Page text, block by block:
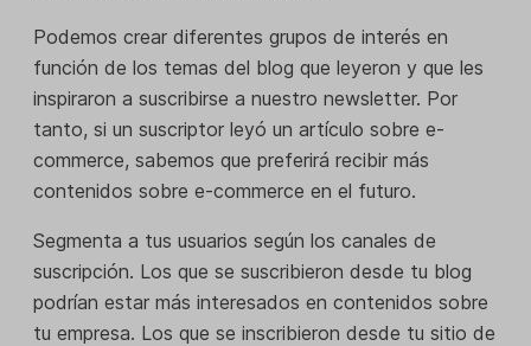
Podemos crear diferentes grupos de interés en
función de los temas del blog que leyeron y que les
inspiraron a suscribirse a nuestro newsletter. Por
tanto, si un suscriptor leyó un artículo sobre e-
commerce, sabemos que preferirá recibir más
contenidos sobre e-commerce en el futuro.
Segmenta a tus usuarios según los canales de
suscripción. Los que se suscribieron desde tu blog
podrían estar más interesados en contenidos sobre
tu empresa. Los que se inscribieron desde tu sitio de